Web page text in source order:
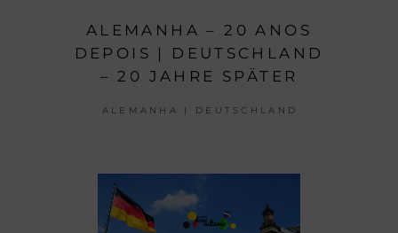
ALEMANHA – 20 ANOS
DEPOIS | DEUTSCHLAND
– 20 JAHRE SPÄTER
ALEMANHA | DEUTSCHLAND